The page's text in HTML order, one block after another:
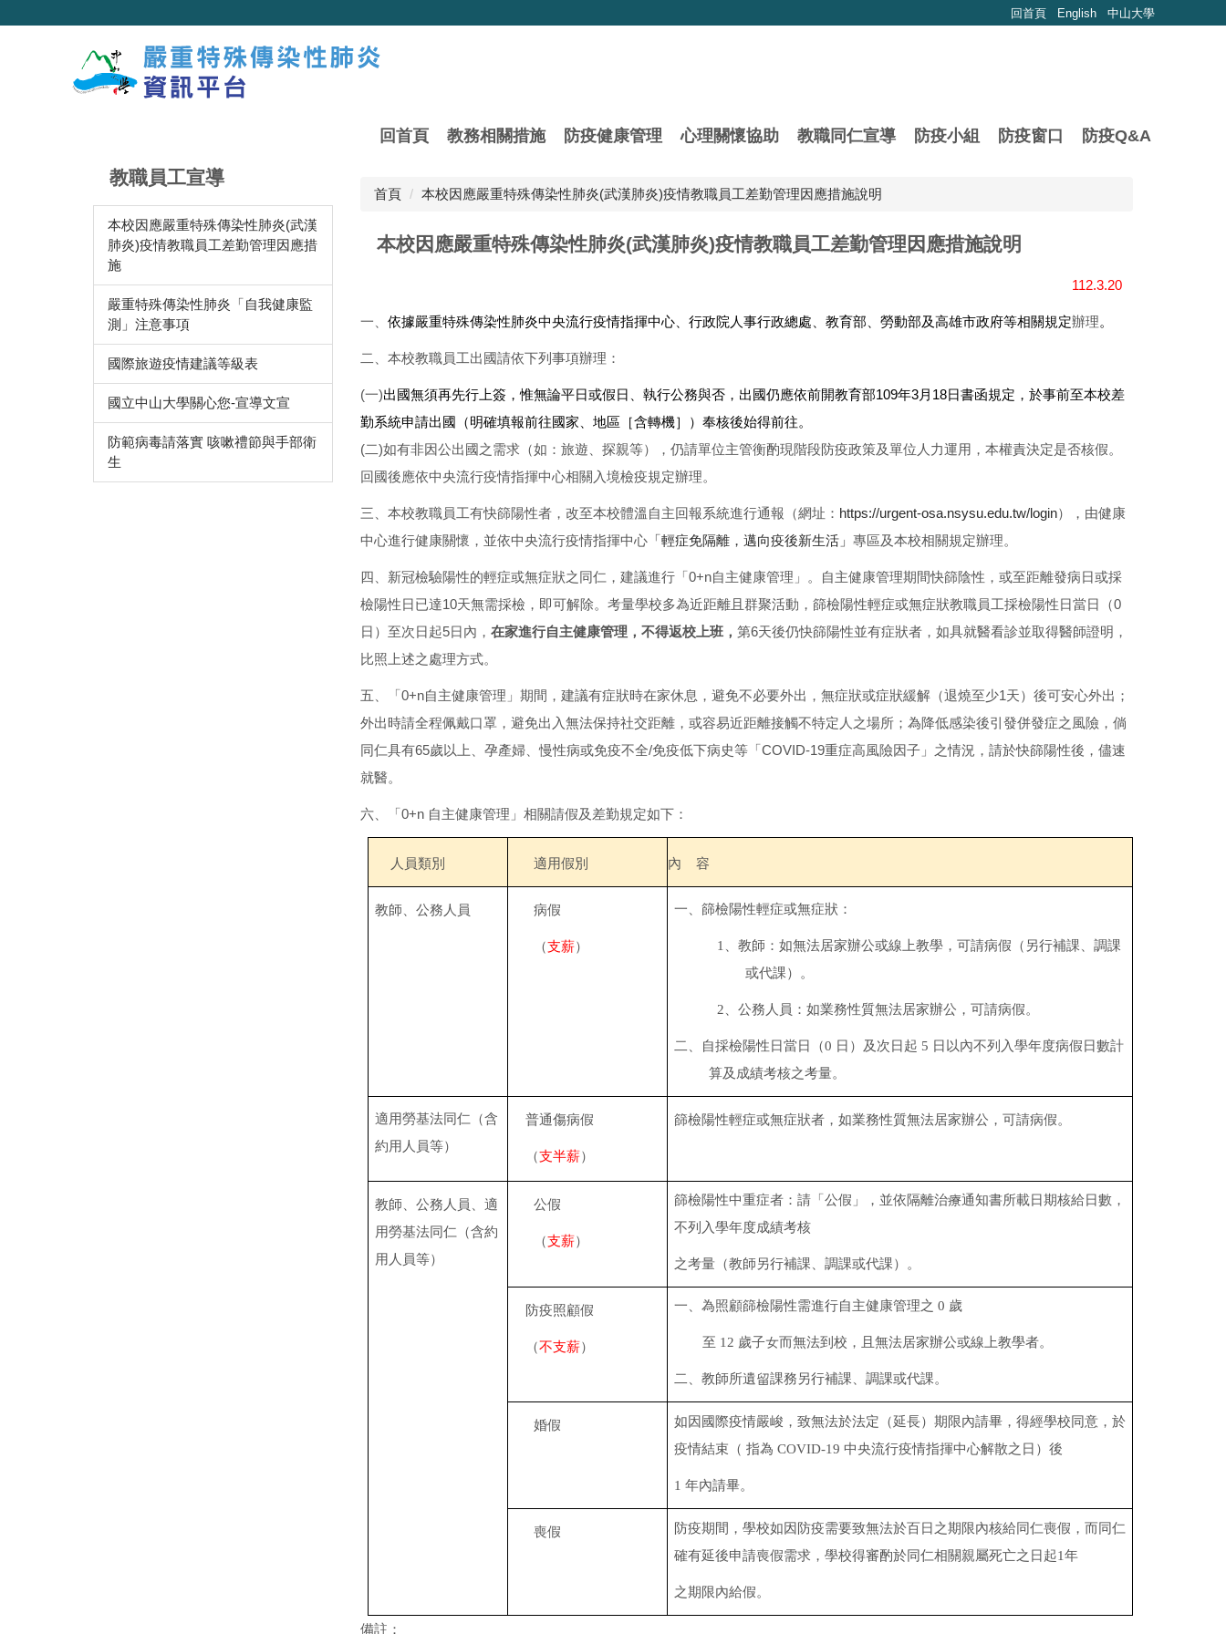
回首頁 English 中山大學
回首頁 教務相關措施 防疫健康管理 心理關懷協助 教職同仁宣導 防疫小組 防疫窗口 防疫Q&A
教職員工宣導
本校因應嚴重特殊傳染性肺炎(武漢
肺炎)疫情教職員工差勤管理因應措
施
嚴重特殊傳染性肺炎「自我健康監
測」注意事項
國際旅遊疫情建議等級表
國立中山大學關心您-宣導文宣
防範病毒請落實 咳嗽禮節與手部衛
生
首頁 本校因應嚴重特殊傳染性肺炎(武漢肺炎)疫情教職員工差勤管理因應措施說明
本校因應嚴重特殊傳染性肺炎(武漢肺炎)疫情教職員工差勤管理因應措施說明
112.3.20
一、 依據嚴重特殊傳染性肺炎中央流行疫情指揮中心、行政院人事行政總處、教育部、勞動部及高雄市政府等相關規定辦理。
二、本校教職員工出國請依下列事項辦理：
(一)出國無須再先行上簽，惟無論平日或假日、執行公務與否，出國仍應依前開教育部109年3月18日書函規定，於事前至本校差
勤系統申請出國（明確填報前往國家、地區［含轉機］）奉核後始得前往。
(二)如有非因公出國之需求（如：旅遊、探親等），仍請單位主管衡酌現階段防疫政策及單位人力運用，本權責決定是否核假。
回國後應依中央流行疫情指揮中心相關入境檢疫規定辦理。
三、本校教職員工有快篩陽性者，改至本校體溫自主回報系統進行通報（網址： https://urgent-osa.nsysu.edu.tw/login），由健康
中心進行健康關懷，並依中央流行疫情指揮中心「輕症免隔離，邁向疫後新生活」 專區及本校相關規定辦理。
四、新冠檢驗陽性的輕症或無症狀之同仁，建議進行「0+n自主健康管理」。自主健康管理期間快篩陰性，或至距離發病日或採
檢陽性日已達10天無需採檢，即可解除。考量學校多為近距離且群聚活動，篩檢陽性輕症或無症狀教職員工採檢陽性日當日（0
日）至次日起5日內， 在家進行自主健康管理，不得返校上班， 第6天後仍快篩陽性並有症狀者，如具就醫看診並取得醫師證明，
比照上述之處理方式。
五、「0+n自主健康管理」期間，建議有症狀時在家休息，避免不必要外出，無症狀或症狀緩解（退燒至少1天）後可安心外出；
外出時請全程佩戴口罩，避免出入無法保持社交距離，或容易近距離接觸不特定人之場所；為降低感染後引發併發症之風險，倘
同仁具有65歲以上、孕產婦、慢性病或免疫不全/免疫低下病史等「COVID-19重症高風險因子」之情況，請於快篩陽性後，儘速
就醫。
六、「0+n 自主健康管理」相關請假及差勤規定如下：
人員類別 適用假別 內 容
教師、公務人員 病假
（支薪）
一、篩檢陽性輕症或無症狀：
1
、教師：如無法居家辦公或線上教學，可請病假（另行補課、調課
或代課）。
2 、公務人員：如業務性質無法居家辦公，可請病假。
二、自採檢陽性日當日（0 日）及次日起 5 日以內不列入學年度病假日數計
算及成績考核之考量。
適用勞基法同仁（含
約用人員等）
普通傷病假
（支半薪）
篩檢陽性輕症或無症狀者，如業務性質無法居家辦公，可請病假。
教師、公務人員、適
用勞基法同仁（含約
用人員等）
公假
（支薪）
篩檢陽性中重症者：請「公假」，並依隔離治療通知書所載日期核給日數，
不列入學年度成績考核
之考量（教師另行補課、調課或代課）。
防疫照顧假
（不支薪）
一、為照顧篩檢陽性需進行自主健康管理之 0 歲
至 12 歲子女而無法到校，且無法居家辦公或線上教學者。
二、教師所遺留課務另行補課、調課或代課。
婚假
如因國際疫情嚴峻，致無法於法定（延長）期限內請畢，得經學校同意，於
疫情結束（ 指為 COVID-19 中央流行疫情指揮中心解散之日）後
1 年內請畢。
喪假
防疫期間，學校如因防疫需要致無法於百日之期限內核給同仁喪假，而同仁
確有延後申請喪假需求，學校得審酌於同仁相關親屬死亡之日起1年
之期限內給假。
備註：